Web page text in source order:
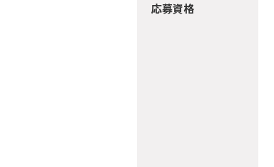
応募資格